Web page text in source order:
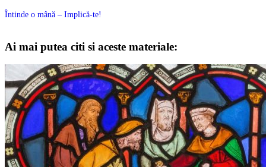
Întinde o mână – Implică-te!
Ai mai putea citi si aceste materiale: